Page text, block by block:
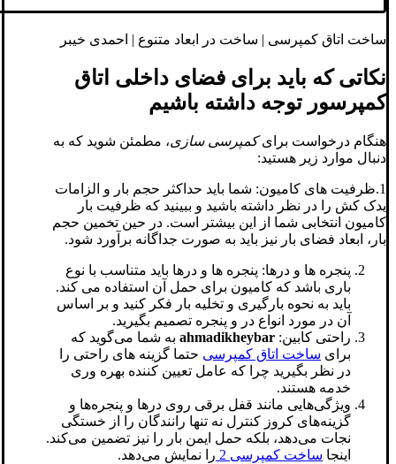
ساخت اتاق کمپرسی | ساخت در ابعاد متنوع | احمدی خیبر
نکاتی که باید برای فضای داخلی اتاق
کمپرسور توجه داشته باشیم
هنگام درخواست برایکمپرسی سازی، مطمئن شوید که به
دنبال موارد زیر هستید:
1.ظرفیت های کامیون: شما باید حداکثر حجم بار و الزامات
یدک کش را در نظر داشته باشید و ببینید که ظرفیت بار
کامیون انتخابی شما از این بیشتر است. در حین تخمین حجم
بار، ابعاد فضای بار نیز باید به صورت جداگانه برآورد شود.
پنجره ها و درها: پنجره ها و درها باید متناسب با نوع
باری باشد که کامیون برای حمل آن استفاده می کند.
باید به نحوه بارگیری و تخلیه بار فکر کنید و بر اساس
آن در مورد انواع در و پنجره تصمیم بگیرید.
راحتی کابین: ahmadikheybar به شما می‌گوید که
برای ساخت اتاق کمپرسی حتما گزینه های راحتی را
در نظر بگیرید چرا که عامل تعیین کننده بهره وری
خدمه هستند.
ویژگی‌هایی مانند قفل برقی روی درها و پنجره‌ها و
گزینه‌های کروز کنترل نه تنها رانندگان را از خستگی
نجات می‌دهد، بلکه حمل ایمن بار را نیز تضمین می‌کند.
اینجا ساخت کمپرسی 2 را نمایش می‌دهد.